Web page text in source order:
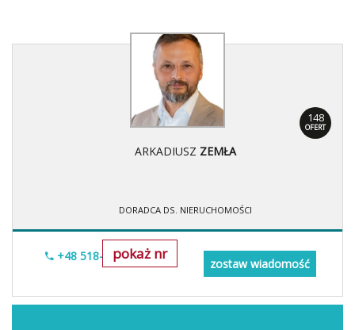
148
OFERT
ARKADIUSZ ZEMŁA
DORADCA DS. NIERUCHOMOŚCI
pokaż nr
+48 518-706-552
zostaw wiadomość